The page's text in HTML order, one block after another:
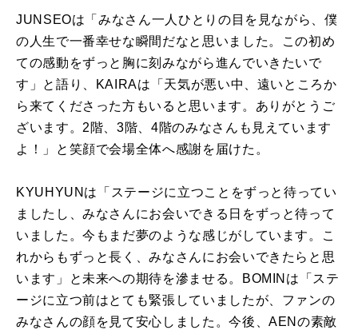
JUNSEOは「みなさん一人ひとりの目を見ながら、僕
の人生で一番幸せな瞬間だなと思いました。この初め
ての感動をずっと胸に刻みながら進んでいきたいで
す」と語り、KAIRAは「天気が悪い中、遠いところか
ら来てくださった方もいると思います。ありがとうご
ざいます。2階、3階、4階のみなさんも見えています
よ！」と笑顔で会場全体へ感謝を届けた。
KYUHYUNは「ステージに立つことをずっと待ってい
ましたし、みなさんにお会いできる日をずっと待って
いました。今もまだ夢のような感じがしています。こ
れからもずっと長く、みなさんにお会いできたらと思
います」と未来への期待を滲ませる。BOMINは「ステ
ージに立つ前はとても緊張していましたが、ファンの
みなさんの顔を見て安心しました。今後、AENの素敵